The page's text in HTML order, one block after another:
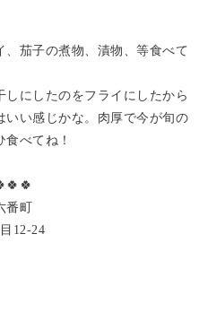
茄子の煮物、漬物、等食べて
にしたのをフライにしたから
いい感じかな。肉厚で今が旬の
べてね！
町
12-24